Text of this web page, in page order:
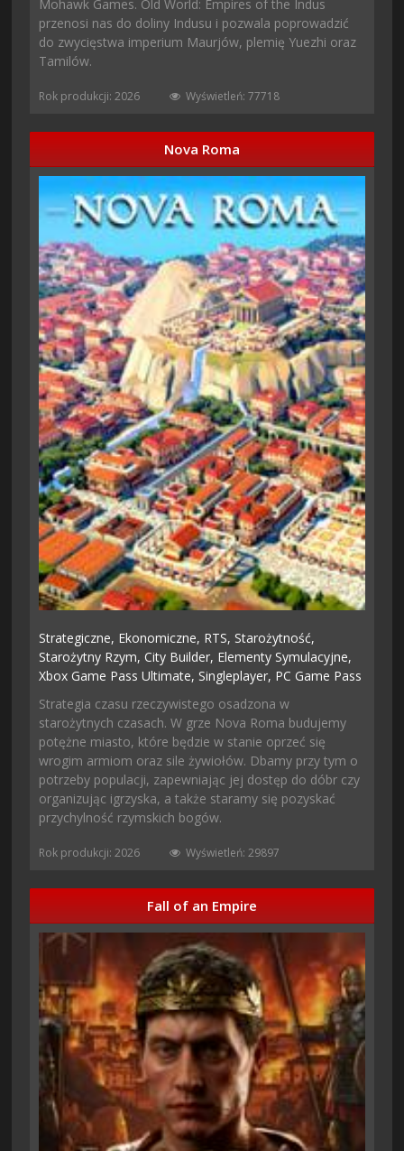
Mohawk Games. Old World: Empires of the Indus
przenosi nas do doliny Indusu i pozwala poprowadzić
do zwycięstwa imperium Maurjów, plemię Yuezhi oraz
Tamilów.
Rok produkcji: 2026 Wyświetleń: 77718
Nova Roma
Strategiczne, Ekonomiczne, RTS,Starożytność,
Starożytny Rzym,City Builder, Elementy Symulacyjne,
Xbox Game Pass Ultimate,Singleplayer, PC Game Pass
Strategia czasu rzeczywistego osadzona w
starożytnych czasach. W grze Nova Roma budujemy
potężne miasto, które będzie w stanie oprzeć się
wrogim armiom oraz sile żywiołów. Dbamy przy tym o
potrzeby populacji, zapewniając jej dostęp do dóbr czy
organizując igrzyska, a także staramy się pozyskać
przychylność rzymskich bogów.
Rok produkcji: 2026 Wyświetleń: 29897
Fall of an Empire